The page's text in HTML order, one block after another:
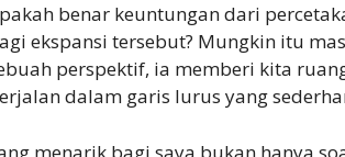
benar keuntungan dari
ekspansi tersebut? Mungkin itu
perspektif, ia memberi kita
dalam garis lurus yang
menarik bagi saya bukan hanya